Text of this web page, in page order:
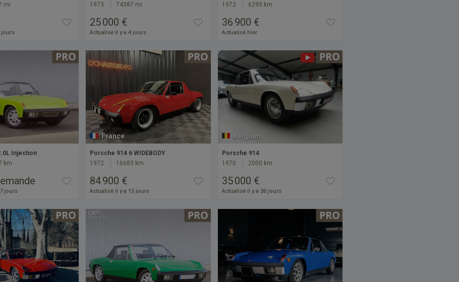
mi
jours
1973
74387 mi
25 000 €
Actualisé il y a 4 jours
1972
6295 km
36 900 €
Actualisé hier
Injection
km
jours
France
Porsche 914 6 WIDEBODY
1972
16683 km
84 900 €
Actualisé il y a 15 jours
Belgium
Porsche 914
1970
2000 km
35 000 €
Actualisé il y a 36 jours